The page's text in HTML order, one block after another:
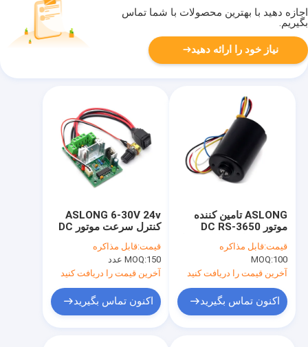
اجازه دهید با بهترین محصولات با شما تماس
بگیریم.
نیاز خود را ارائه دهید
ASLONG 6-30V 24v
کنترل سرعت موتور DC
Control Board J809
کننده سرعت موتور DC
قیمت:قابل مذاکره
MOQ:150 عدد
آخرین قیمت را دریافت کنید
اکنون تماس بگیرید
ASLONG تامین کننده
موتور DC RS-3650
سفارشی 12v موتور DC
قیمت:قابل مذاکره
MOQ:100
آخرین قیمت را دریافت کنید
اکنون تماس بگیرید